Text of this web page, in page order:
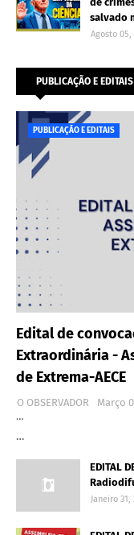
salvado
Agosto 05,
PUBLICAÇÃO E EDITAIS
PUBLICAÇÃO E EDITAIS
Edital de
Extraordinária -
de Extrema-AECE
O OBSERVADOR
Março
…
…
EDITAL
Janeiro 31,